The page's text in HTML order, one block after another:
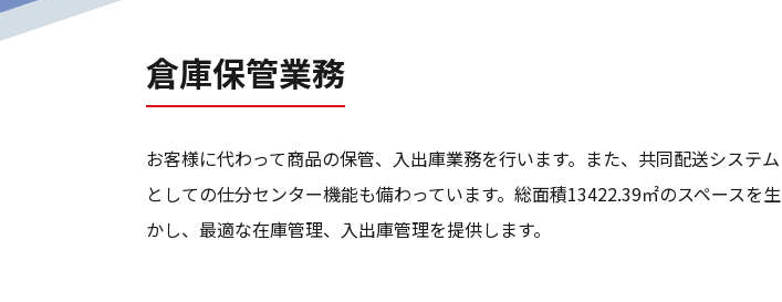
倉庫保管業務
お客様に代わって商品の保管、入出庫業務を行います。また、共同配送システム
としての仕分センター機能も備わっています。総面積13422.39㎡のスペースを生
かし、最適な在庫管理、入出庫管理を提供します。